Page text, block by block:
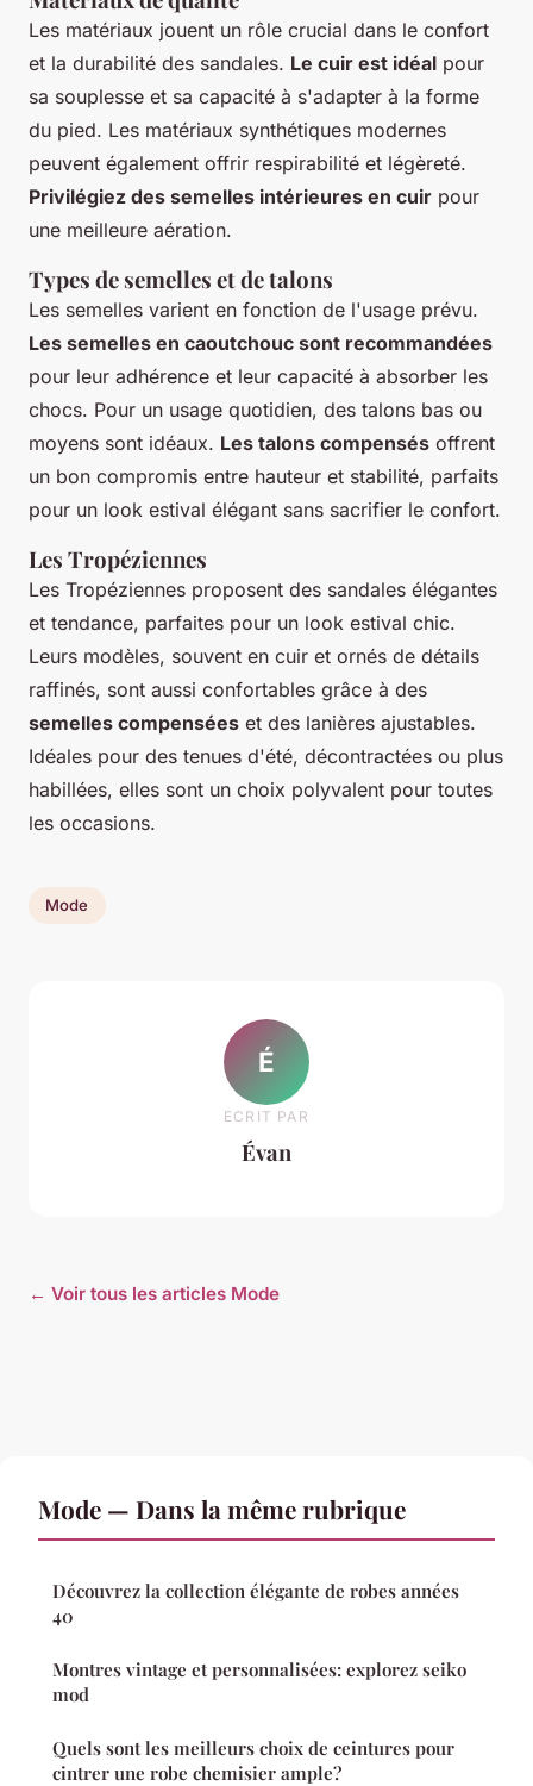
Les matériaux jouent un rôle crucial dans le confort
et la durabilité des sandales. Le cuir est idéal pour
sa souplesse et sa capacité à s'adapter à la forme
du pied. Les matériaux synthétiques modernes
peuvent également offrir respirabilité et légèreté.
Privilégiez des semelles intérieures en cuir pour
une meilleure aération.
Types de semelles et de talons
Les semelles varient en fonction de l'usage prévu.
Les semelles en caoutchouc sont recommandées
pour leur adhérence et leur capacité à absorber les
chocs. Pour un usage quotidien, des talons bas ou
moyens sont idéaux. Les talons compensés offrent
un bon compromis entre hauteur et stabilité, parfaits
pour un look estival élégant sans sacrifier le confort.
Les Tropéziennes
Les Tropéziennes proposent des sandales élégantes
et tendance, parfaites pour un look estival chic.
Leurs modèles, souvent en cuir et ornés de détails
raffinés, sont aussi confortables grâce à des
semelles compensées et des lanières ajustables.
Idéales pour des tenues d'été, décontractées ou plus
habillées, elles sont un choix polyvalent pour toutes
les occasions.
Mode
É
ECRIT PAR
Évan
← Voir tous les articles Mode
Mode — Dans la même rubrique
Découvrez la collection élégante de robes années
40
Montres vintage et personnalisées: explorez seiko
mod
Quels sont les meilleurs choix de ceintures pour
cintrer une robe chemisier ample?